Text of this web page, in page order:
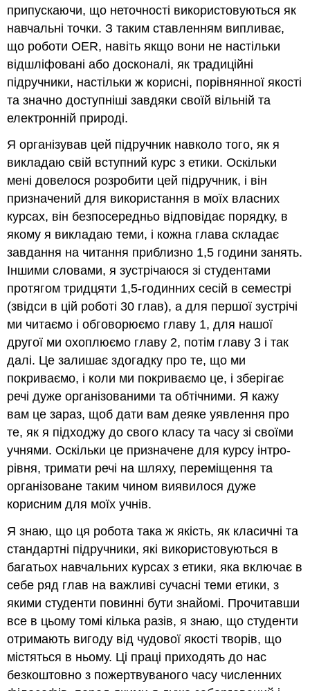
припускаючи, що неточності використовуються як
навчальні точки. З таким ставленням випливає,
що роботи OER, навіть якщо вони не настільки
відшліфовані або досконалі, як традиційні
підручники, настільки ж корисні, порівнянної якості
та значно доступніші завдяки своїй вільній та
електронній природі.
Я організував цей підручник навколо того, як я
викладаю свій вступний курс з етики. Оскільки
мені довелося розробити цей підручник, і він
призначений для використання в моїх власних
курсах, він безпосередньо відповідає порядку, в
якому я викладаю теми, і кожна глава складає
завдання на читання приблизно 1,5 години занять.
Іншими словами, я зустрічаюся зі студентами
протягом тридцяти 1,5-годинних сесій в семестрі
(звідси в цій роботі 30 глав), а для першої зустрічі
ми читаємо і обговорюємо главу 1, для нашої
другої ми охоплюємо главу 2, потім главу 3 і так
далі. Це залишає здогадку про те, що ми
покриваємо, і коли ми покриваємо це, і зберігає
речі дуже організованими та обтічними. Я кажу
вам це зараз, щоб дати вам деяке уявлення про
те, як я підходжу до свого класу та часу зі своїми
учнями. Оскільки це призначене для курсу інтро-
рівня, тримати речі на шляху, переміщення та
організоване таким чином виявилося дуже
корисним для моїх учнів.
Я знаю, що ця робота така ж якість, як класичні та
стандартні підручники, які використовуються в
багатьох навчальних курсах з етики, яка включає в
себе ряд глав на важливі сучасні теми етики, з
якими студенти повинні бути знайомі. Прочитавши
все в цьому томі кілька разів, я знаю, що студенти
отримають вигоду від чудової якості творів, що
містяться в ньому. Ці праці приходять до нас
безкоштовно з пожертвуваного часу численних